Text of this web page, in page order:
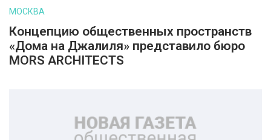
МОСКВА
Концепцию общественных пространств
«Дома на Джалиля» представило бюро
MORS ARCHITECTS